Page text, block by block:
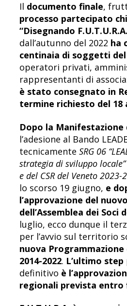
Il documento finale,
processo partecipato
“Disegnando
dall’autunno del 2022 ha
centinaia di soggetti
operatori privati,
rappresentanti di
è stato consegnato in
termine richiesto del 18
Dopo la Manifestazione
l’adesione al Bando
tecnicamente SRG 06
strategia di sviluppo locale”
e del CSR del Veneto 2023-
lo scorso 19 giugno, e
l’approvazione del
dell’Assemblea dei Soci
luglio, ecco dunque il
per l’avvio sul territorio
nuova Programmazione
2014-2022. L’ultimo step
definitivo è
regionali prevista entro